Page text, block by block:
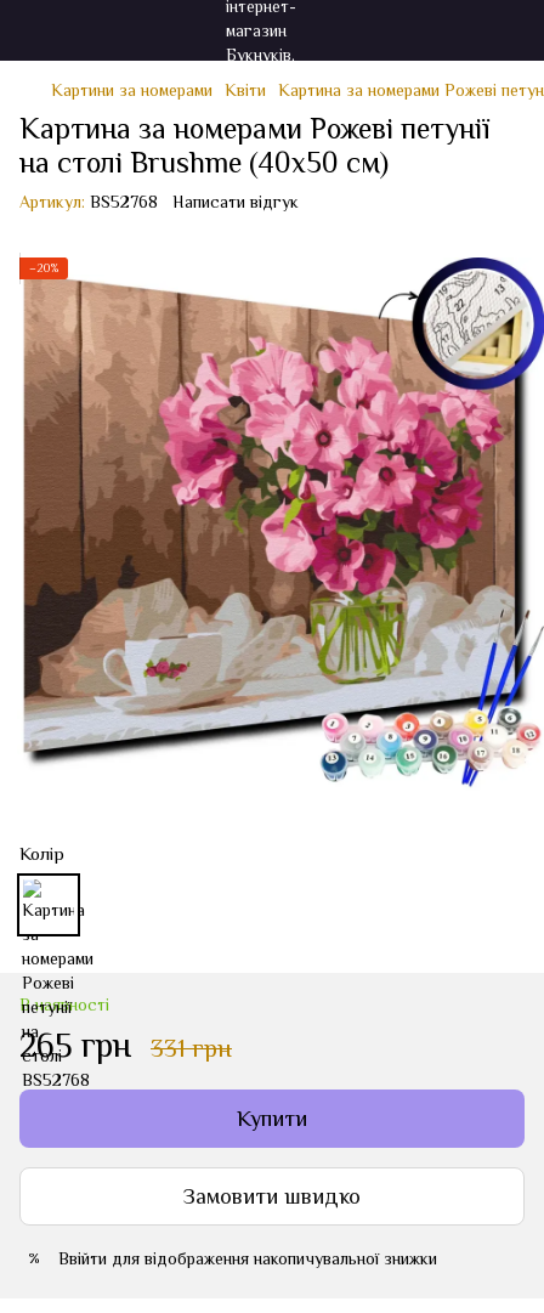
Картини за номерами Квіти Картина за номерами Рожеві
Картина за номерами Рожеві петунії
на столі Brushme (40x50 см)
Артикул: BS52768 Написати відгук
−20%
Колір
В наявності
265 грн 331 грн
Купити
Замовити швидко
% Ввійти для відображення накопичувальної знижки